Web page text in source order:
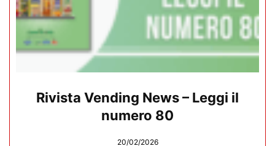
Rivista Vending News – Leggi il
numero 80
20/02/2026